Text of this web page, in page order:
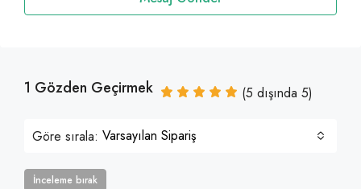
1 Gözden Geçirmek (5 dışında 5)
Göre sırala: Varsayılan Sipariş
İnceleme bırak